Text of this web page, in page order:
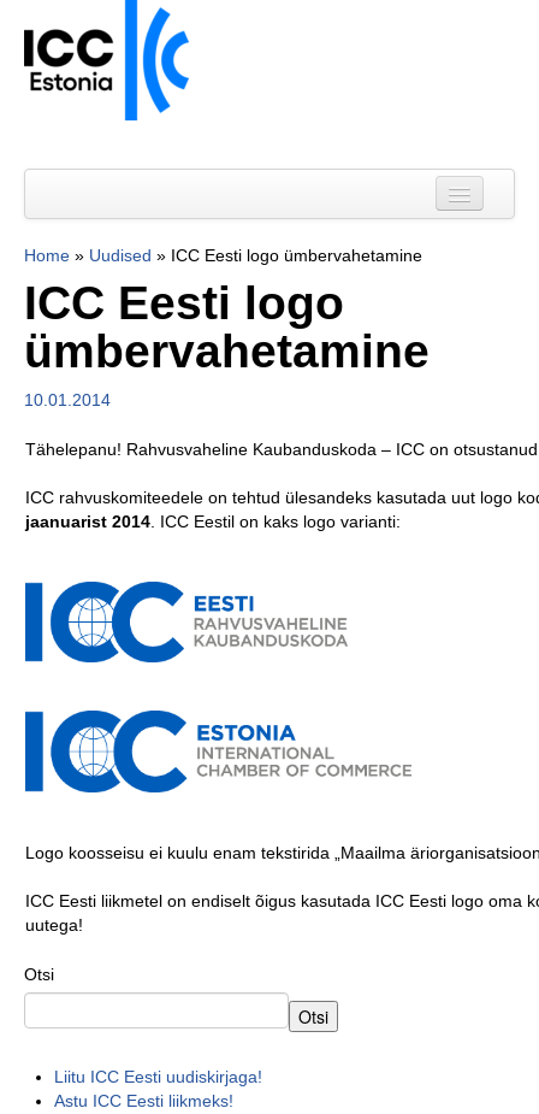
Liikmed
Kalender
Liitu meililistiga
Oskusteave
Projektid
Home » Uudised » ICC Eesti logo ümbervahetamine
ICC Eesti logo
ümbervahetamine
10.01.2014
Tähelepanu! Rahvusvaheline Kaubanduskoda – ICC on
ICC rahvuskomiteedele on tehtud ülesandeks kasutada uut logo
jaanuarist 2014 . ICC Eestil on kaks logo varianti:
Logo koosseisu ei kuulu enam tekstirida „Maailma
ICC Eesti liikmetel on endiselt õigus kasutada ICC Eesti logo oma
uutega!
Otsi
Otsi
Liitu ICC Eesti uudiskirjaga!
Astu ICC Eesti liikmeks!